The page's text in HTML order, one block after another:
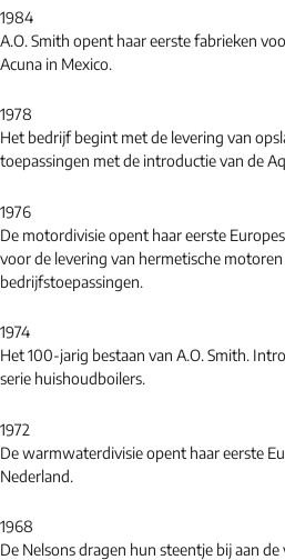
1984
A.O. Smith opent haar eerste fabrieken
Acuna in Mexico.
1978
Het bedrijf begint met de levering van
toepassingen met de introductie van de
1976
De motordivisie opent haar eerste
voor de levering van hermetische
bedrijfstoepassingen.
1974
Het 100-jarig bestaan van A.O. Smith.
serie huishoudboilers.
1972
De warmwaterdivisie opent haar eerste
Nederland.
1968
De Nelsons dragen hun steentje bij aan